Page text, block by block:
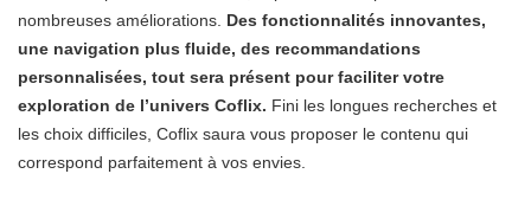
nombreuses améliorations. Des fonctionnalités innovantes,
une navigation plus fluide, des recommandations
personnalisées, tout sera présent pour faciliter votre
exploration de l’univers Coflix. Fini les longues recherches et
les choix difficiles, Coflix saura vous proposer le contenu qui
correspond parfaitement à vos envies.